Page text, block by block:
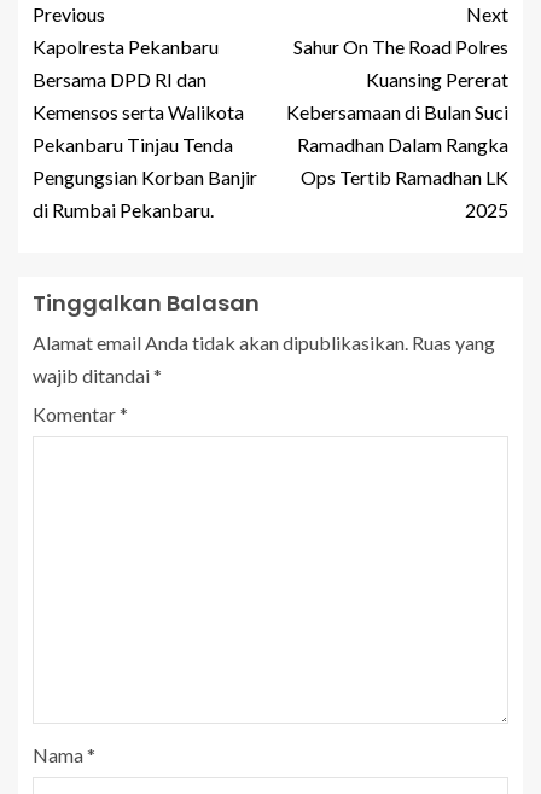
Previous
Kapolresta Pekanbaru
Bersama DPD RI dan
Kemensos serta Walikota
Pekanbaru Tinjau Tenda
Pengungsian Korban Banjir
di Rumbai Pekanbaru.
Next
Sahur On The Road Polres
Kuansing Pererat
Kebersamaan di Bulan Suci
Ramadhan Dalam Rangka
Ops Tertib Ramadhan LK
2025
Tinggalkan Balasan
Alamat email Anda tidak akan dipublikasikan. Ruas yang
wajib ditandai*
Komentar*
Nama*